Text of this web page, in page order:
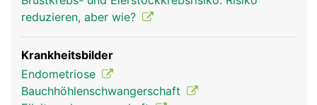
Fimbrien in die Öffnung des jeweiligen Eileiters
weitergeleitet wird. Die Schleimhaut der Eileiter
besitzt feine Flimmerhärchen zum Transport der
Eizelle in die Gebärmutter. Falls zu diesem
Zeitpunkt männliche Spermien an Ort und Stelle
sind, erfolgt im Eileiter die Befruchtung der Eizelle.
reduzieren, aber wie?
Krankheitsbilder
Endometriose
Bauchhöhlenschwangerschaft